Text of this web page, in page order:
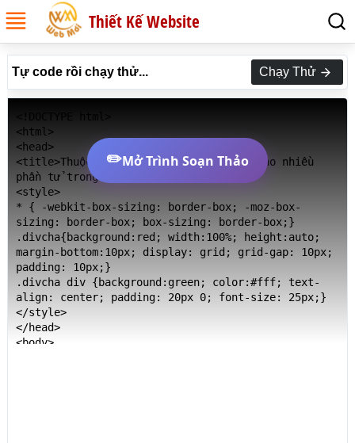
Thiết Kế Website
Tự code rồi chạy thử... Chạy Thử
<html>
<head>
<title>Thuộc tính grid-template-areas cho nhiều
phần tử trong CSS</title>
<style>
* { -webkit-box-sizing: border-box; -moz-box-
sizing: border-box; box-sizing: border-box;}
.divcha{background:red; width:100%; height:auto;
margin-bottom:10px; display: grid; grid-gap: 10px;
padding: 10px;}
.divcha div {background:green; color:#fff; text-
align: center; padding: 20px 0; font-size: 25px;}
</style>
</head>
<body>
✏️Mở Trình Soạn Thảo